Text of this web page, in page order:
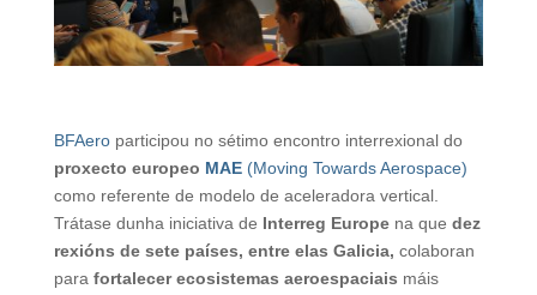
BFAeroparticipou no sétimo encontro interrexional do
proxecto europeo MAE(Moving Towards Aerospace)
como referente de modelo de aceleradora vertical.
Trátase dunha iniciativa de Interreg Europena que dez
rexións de sete países, entre elas Galicia, colaboran
para fortalecer ecosistemas aeroespaciais máis